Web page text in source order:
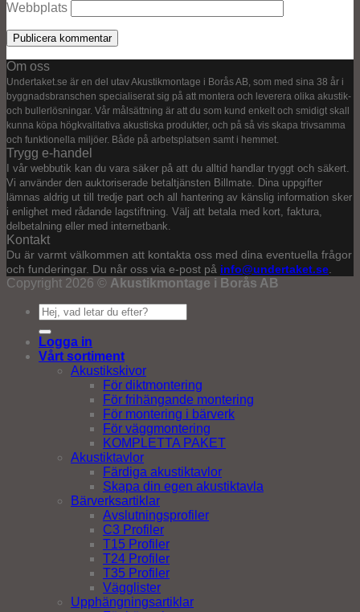
Webbplats
Om oss
Undertaket.se är en del utav Akustikmontage i Borås AB, som med sina 38 år i
byggnadsbranschen specialiserat sig på att montera och leverera olika akustik-
och bullerlösningar. Vår målsättning är att du som kund enkelt och smidigt skall
kunna köpa högkvalitativa akustiska produkter, och på så vis skapa trivsamma
och funktionella miljöer. Både på arbetsplatsen samt i hemmet.
Trygg e-handel
I vår webbutik kan du vara säker på att du alltid handlar tryggt och säkert.
Vi använder den auktoriserade betaltjänsten Billmate. Dina uppgifter
lämnas aldrig ut till tredje part och all hantering av känslig information sker
i enlighet med rådande lagstiftning. Välj att betala med kort, faktura,
delbetalning eller med internetbank.
Kontakt
Du är varmt välkommen att kontakta oss med dina eventuella frågor
och funderingar. Du når oss via e-post på info@undertaket.se.
Copyright 2026 © Akustikmontage i Borås AB
Sök
efter:
Logga in
Vårt sortiment
Akustikskivor
För diktmontering
För frihängande montering
För montering i bärverk
För väggmontering
KOMPLETTA PAKET
Akustiktavlor
Färdiga akustiktavlor
Skapa din egen akustiktavla
Bärverksartiklar
Avslutningsprofiler
C3 Profiler
T15 Profiler
T24 Profiler
T35 Profiler
Vägglister
Upphängningsartiklar